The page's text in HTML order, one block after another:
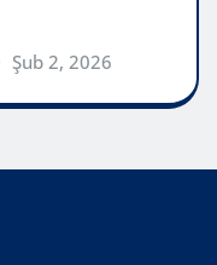
Şub 2, 2026